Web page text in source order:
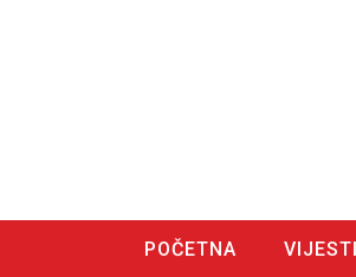
POČETNA VIJESTI